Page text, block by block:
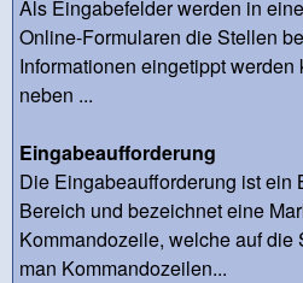
Als Eingabefelder werden in
Online-Formularen die Stellen
Informationen eingetippt
neben ...
Eingabeaufforderung
Die Eingabeaufforderung ist ein
Bereich und bezeichnet eine
Kommandozeile, welche auf die
man Kommandozeilen...